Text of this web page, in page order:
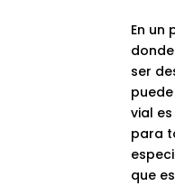
En un
ser
vial
para
que